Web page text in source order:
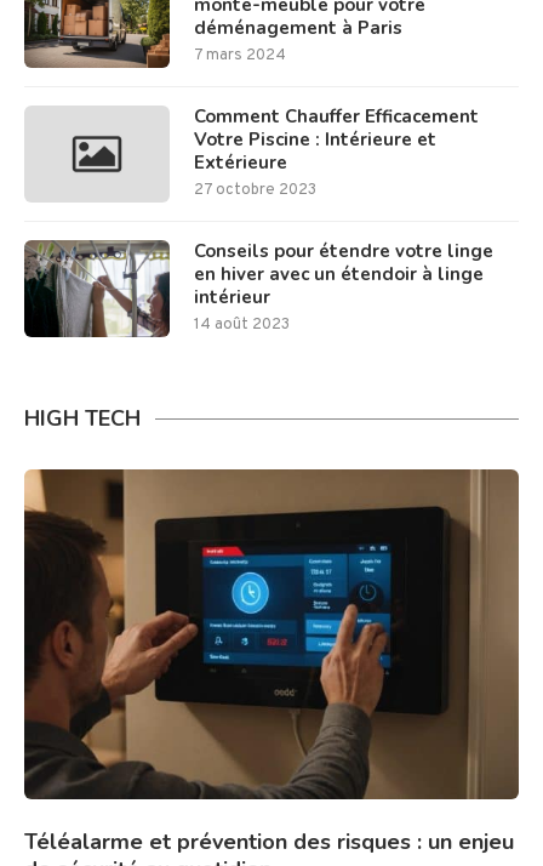
déménagement à Paris
7 mars 2024
Comment Chauffer Efficacement
Votre Piscine : Intérieure et
Extérieure
27 octobre 2023
Conseils pour étendre votre linge
en hiver avec un étendoir à linge
intérieur
14 août 2023
HIGH TECH
Téléalarme et prévention des risques : un enjeu